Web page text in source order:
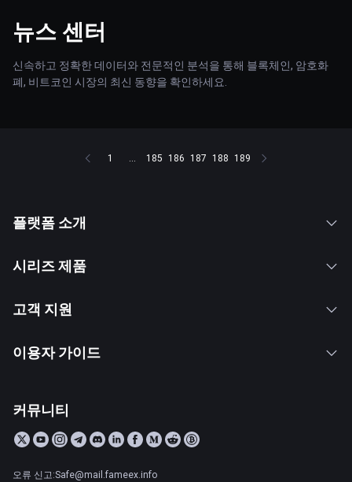
뉴스 센터
신속하고 정확한 데이터와 전문적인 분석을 통해 블록체인, 암호화
폐, 비트코인 시장의 최신 동향을 확인하세요.
1 ... 185 186 187 188 189
플랫폼 소개
시리즈 제품
고객 지원
이용자 가이드
커뮤니티
오류 신고:Safe@mail.fameex.info